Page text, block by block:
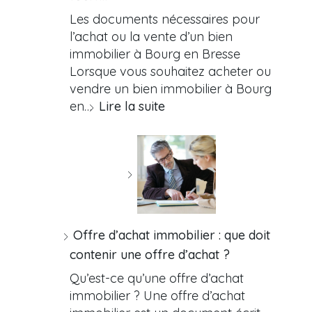
Les documents nécessaires pour
l’achat ou la vente d’un bien
immobilier à Bourg en Bresse
Lorsque vous souhaitez acheter ou
vendre un bien immobilier à Bourg
en… Lire la suite
Offre d’achat immobilier : que doit
contenir une offre d’achat ?
Qu’est-ce qu’une offre d’achat
immobilier ? Une offre d’achat